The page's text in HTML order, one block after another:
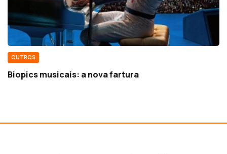
OUTROS
Biopics musicais: a nova fartura